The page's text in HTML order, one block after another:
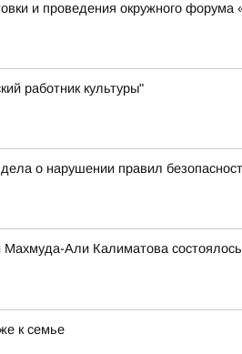
и проведения окружного
работник культуры"
о нарушении правил
Али Калиматова
к семье